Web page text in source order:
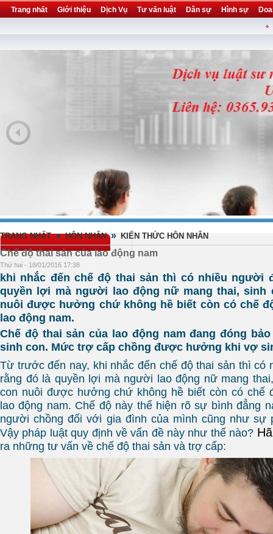
Trang nhất Giới thiệu Dịch Vụ Tư vấn luật Dân sự Hình sự
TRANG NHẤT » HÔN NHÂN » KIẾN THỨC HÔN NHÂN
Chế độ thai sản của lao động nam
Thứ hai - 18/01/2016 17:38
khi nhắc đến chế độ thai sản thì có nhiều người
quyền lợi mà người lao động nữ mang thai, sinh
nuôi được hưởng chứ không hề biết còn có chế
lao động nam.
Chế độ thai sản của lao động nam đang đóng
sinh con. Mức trợ cấp chồng được hưởng khi vợ
Từ trước đến nay, khi nhắc đến chế độ thai sản thì có
rằng đó là quyền lợi mà người lao động nữ mang
con nuôi được hưởng chứ không hề biết còn có chế
lao động nam. Chế độ này thể hiện rõ sự bình đẳng
người chồng đối với gia đình của mình cũng như sự
Vậy pháp luật quy định về vấn đề này như thế nào?
ra những tư vấn về chế độ thai sản và trợ cấp: